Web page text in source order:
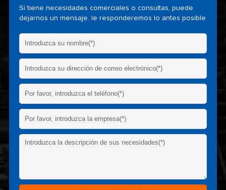
Si tiene necesidades comerciales o consultas, puede
dejarnos un mensaje. le responderemos lo antes posible